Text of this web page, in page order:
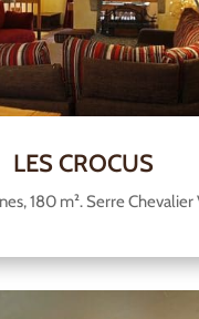
LES CROCUS
180 m². Serre